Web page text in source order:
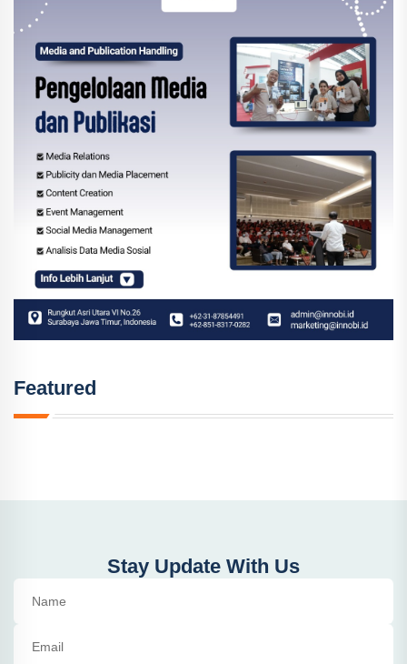
Featured
Stay Update With Us